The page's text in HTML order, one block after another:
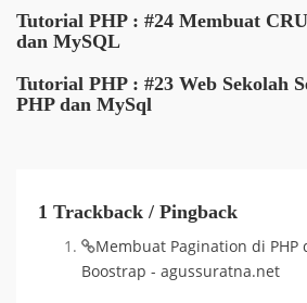
Tutorial PHP : #24 Membuat
dan MySQL
Tutorial PHP : #23 Web Sekolah
PHP dan MySql
1 Trackback / Pingback
Membuat Pagination di PHP
Boostrap - agussuratna.net